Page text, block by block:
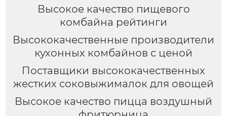
Высокое качество пищевого
комбайна рейтинги
Высококачественные производители
кухонных комбайнов с ценой
Поставщики высококачественных
жестких соковыжималок для овощей
Высокое качество пицца воздушный